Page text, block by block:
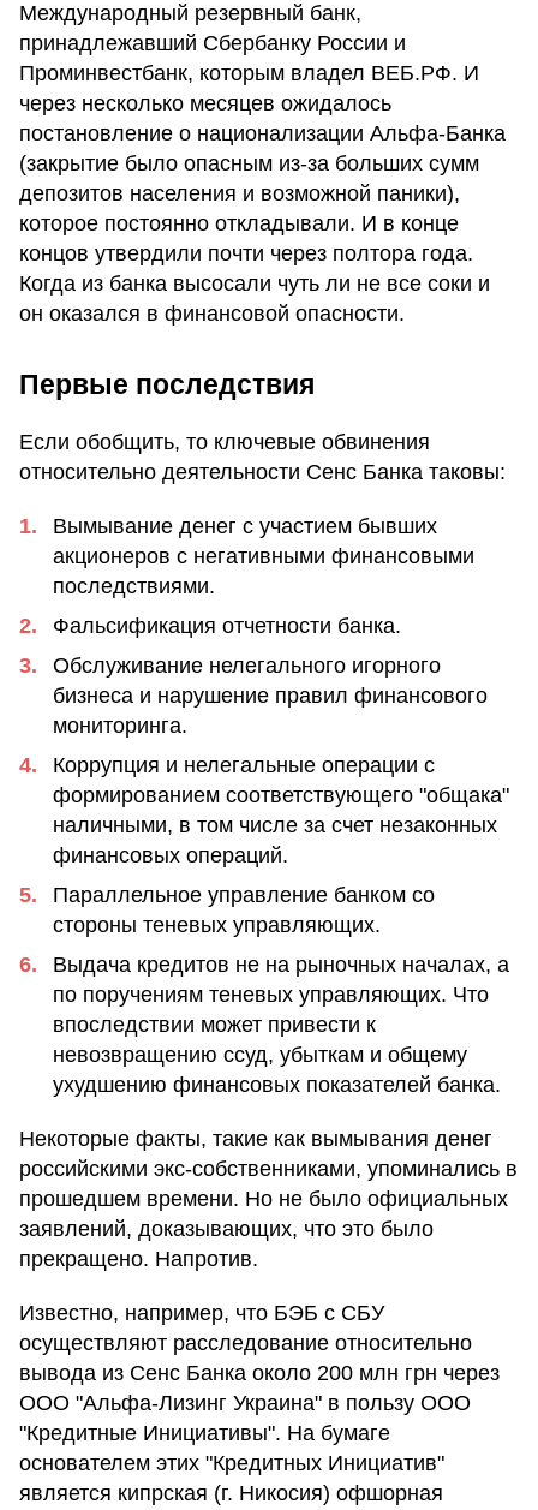
Международный резервный банк,
принадлежавший Сбербанку России и
Проминвестбанк, которым владел ВЕБ.РФ. И
через несколько месяцев ожидалось
постановление о национализации Альфа-Банка
(закрытие было опасным из-за больших сумм
депозитов населения и возможной паники),
которое постоянно откладывали. И в конце
концов утвердили почти через полтора года.
Когда из банка высосали чуть ли не все соки и
он оказался в финансовой опасности.
Первые последствия
Если обобщить, то ключевые обвинения
относительно деятельности Сенс Банка таковы:
Вымывание денег с участием бывших
акционеров с негативными финансовыми
последствиями.
Фальсификация отчетности банка.
Обслуживание нелегального игорного
бизнеса и нарушение правил финансового
мониторинга.
Коррупция и нелегальные операции с
формированием соответствующего "общака"
наличными, в том числе за счет незаконных
финансовых операций.
Параллельное управление банком со
стороны теневых управляющих.
Выдача кредитов не на рыночных началах, а
по поручениям теневых управляющих. Что
впоследствии может привести к
невозвращению ссуд, убыткам и общему
ухудшению финансовых показателей банка.
Некоторые факты, такие как вымывания денег
российскими экс-собственниками, упоминались в
прошедшем времени. Но не было официальных
заявлений, доказывающих, что это было
прекращено. Напротив.
Известно, например, что БЭБ с СБУ
осуществляют расследование относительно
вывода из Сенс Банка около 200 млн грн через
ООО "Альфа-Лизинг Украина" в пользу ООО
"Кредитные Инициативы". На бумаге
основателем этих "Кредитных Инициатив"
является кипрская (г. Никосия) офшорная